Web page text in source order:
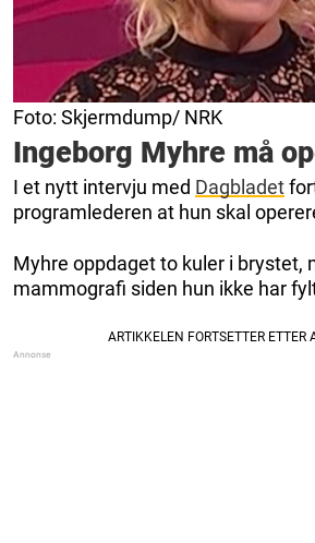
Foto: Skjermdump/ NRK
Ingeborg Myhre må
I et nytt intervju med Dagbladet
programlederen at hun skal
Myhre oppdaget to kuler i brystet,
mammografi siden hun ikke har